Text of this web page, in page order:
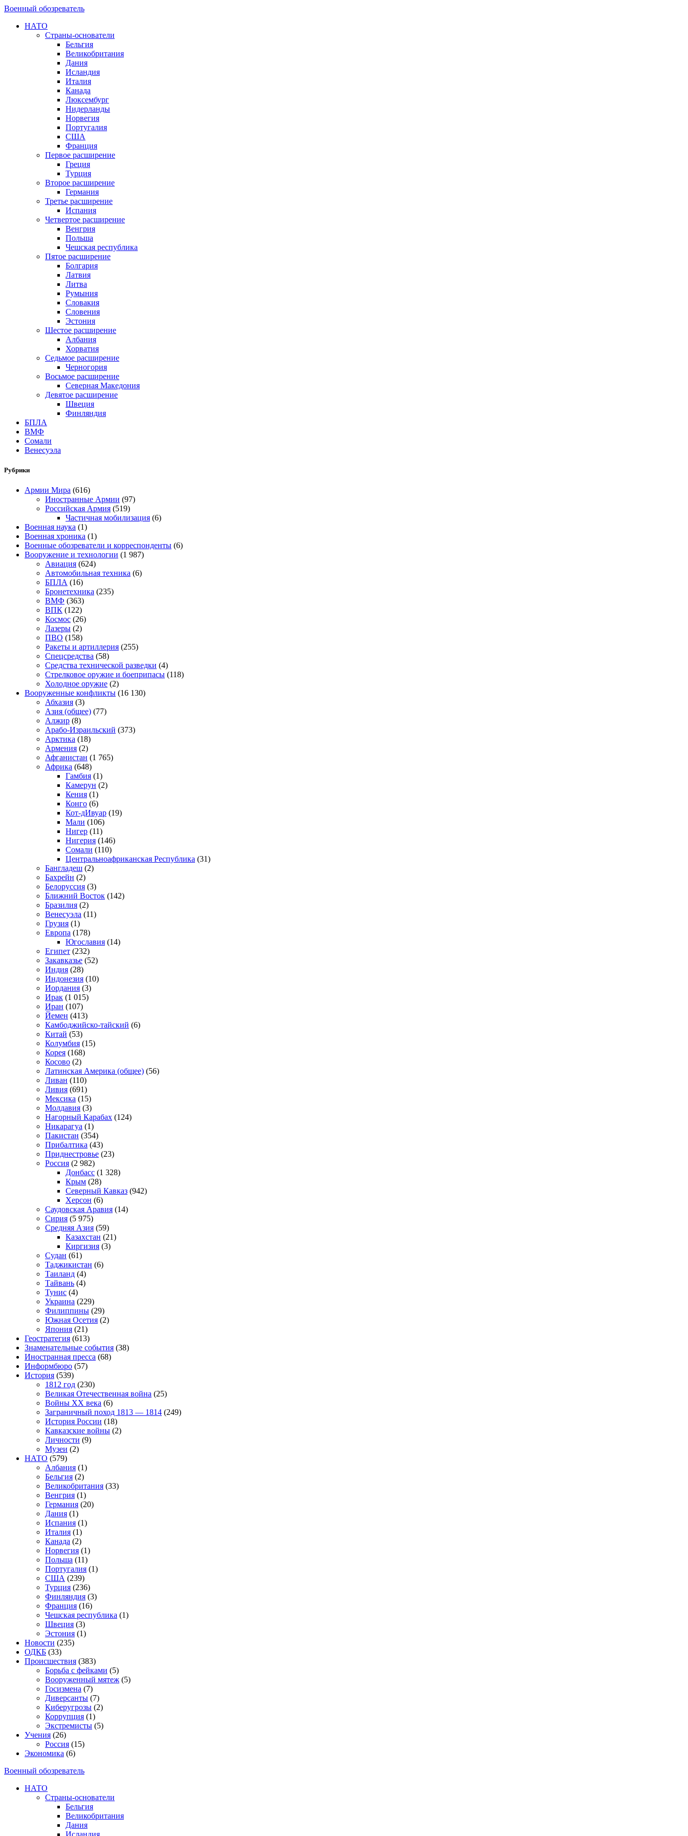
Военный обозреватель
НАТО
Страны-основатели
Бельгия
Великобритания
Дания
Исландия
Италия
Канада
Люксембург
Нидерланды
Норвегия
Португалия
США
Франция
Первое расширение
Греция
Турция
Второе расширение
Германия
Третье расширение
Испания
Четвертое расширение
Венгрия
Польша
Чешская республика
Пятое расширение
Болгария
Латвия
Литва
Румыния
Словакия
Словения
Эстония
Шестое расширение
Албания
Хорватия
Седьмое расширение
Черногория
Восьмое расширение
Северная Македония
Девятое расширение
Швеция
Финляндия
БПЛА
ВМФ
Сомали
Венесуэла
Рубрики
Армии Мира (616)
Иностранные Армии (97)
Российская Армия (519)
Частичная мобилизация (6)
Военная наука (1)
Военная хроника (1)
Военные обозреватели и корреспонденты (6)
Вооружение и технологии (1 987)
Авиация (624)
Автомобильная техника (6)
БПЛА (16)
Бронетехника (235)
ВМФ (363)
ВПК (122)
Космос (26)
Лазеры (2)
ПВО (158)
Ракеты и артиллерия (255)
Спецсредства (58)
Средства технической разведки (4)
Стрелковое оружие и боеприпасы (118)
Холодное оружие (2)
Вооруженные конфликты (16 130)
Абхазия (3)
Азия (общее) (77)
Алжир (8)
Арабо-Израильский (373)
Арктика (18)
Армения (2)
Афганистан (1 765)
Африка (648)
Гамбия (1)
Камерун (2)
Кения (1)
Конго (6)
Кот-дИвуар (19)
Мали (106)
Нигер (11)
Нигерия (146)
Сомали (110)
Центральноафриканская Республика (31)
Бангладеш (2)
Бахрейн (2)
Белоруссия (3)
Ближний Восток (142)
Бразилия (2)
Венесуэла (11)
Грузия (1)
Европа (178)
Югославия (14)
Египет (232)
Закавказье (52)
Индия (28)
Индонезия (10)
Иордания (3)
Ирак (1 015)
Иран (107)
Йемен (413)
Камбоджийско-тайский (6)
Китай (53)
Колумбия (15)
Корея (168)
Косово (2)
Латинская Америка (общее) (56)
Ливан (110)
Ливия (691)
Мексика (15)
Молдавия (3)
Нагорный Карабах (124)
Никарагуа (1)
Пакистан (354)
Прибалтика (43)
Приднестровье (23)
Россия (2 982)
Донбасс (1 328)
Крым (28)
Северный Кавказ (942)
Херсон (6)
Саудовская Аравия (14)
Сирия (5 975)
Средняя Азия (59)
Казахстан (21)
Киргизия (3)
Судан (61)
Таджикистан (6)
Таиланд (4)
Тайвань (4)
Тунис (4)
Украина (229)
Филиппины (29)
Южная Осетия (2)
Япония (21)
Геостратегия (613)
Знаменательные события (38)
Иностранная пресса (68)
Информбюро (57)
История (539)
1812 год (230)
Великая Отечественная война (25)
Войны XX века (6)
Заграничный поход 1813 — 1814 (249)
История России (18)
Кавказские войны (2)
Личности (9)
Музеи (2)
НАТО (579)
Албания (1)
Бельгия (2)
Великобритания (33)
Венгрия (1)
Германия (20)
Дания (1)
Испания (1)
Италия (1)
Канада (2)
Норвегия (1)
Польша (11)
Португалия (1)
США (239)
Турция (236)
Финляндия (3)
Франция (16)
Чешская республика (1)
Швеция (3)
Эстония (1)
Новости (235)
ОДКБ (33)
Происшествия (383)
Борьба с фейками (5)
Вооруженный мятеж (5)
Госизмена (7)
Диверсанты (7)
Киберугрозы (2)
Коррупция (1)
Экстремисты (5)
Учения (26)
Россия (15)
Экономика (6)
Военный обозреватель
НАТО
Страны-основатели
Бельгия
Великобритания
Дания